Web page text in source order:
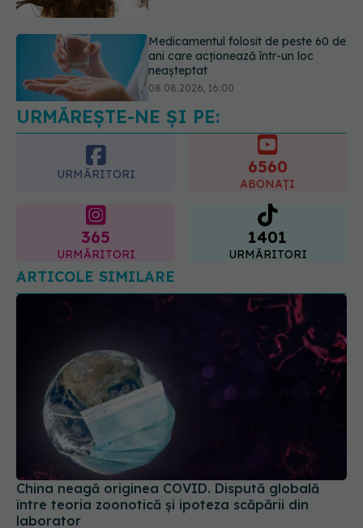
Transpirații nocturne: semnul ignorat
care poate ascunde probleme
serioase de sănătate
URMĂREȘTE-NE ȘI PE:
URMĂRITORI
365 1401
URMĂRITORI
ARTICOLE SIMILARE
China neagă originea COVID. Dispută globală
între teoria zoonotică și ipoteza scăpării din
laborator
23 apr 2025, 22:38